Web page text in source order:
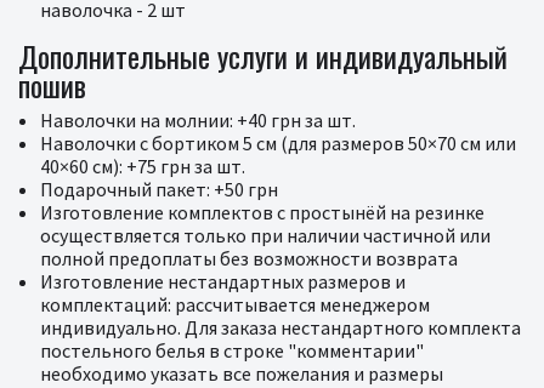
наволочка - 2 шт
Дополнительные услуги и индивидуальный
пошив
Наволочки на молнии: +40 грн за шт.
Наволочки с бортиком 5 см (для размеров 50×70 см или
40×60 см): +75 грн за шт.
Подарочный пакет: +50 грн
Изготовление комплектов с простынёй на резинке
осуществляется только при наличии частичной или
полной предоплаты без возможности возврата
Изготовление нестандартных размеров и
комплектаций: рассчитывается менеджером
индивидуально. Для заказа нестандартного комплекта
постельного белья в строке "комментарии"
необходимо указать все пожелания и размеры